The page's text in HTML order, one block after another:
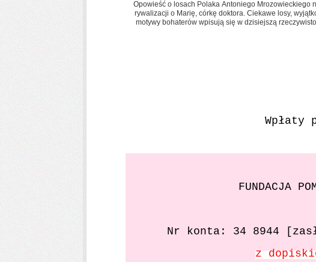
Opowieść o losach Polaka Antoniego Mrozowieckiego
rywalizacji o Marię, córkę doktora. Ciekawe losy,
motywy bohaterów wpisują się w dzisiejszą
Wpłaty
FUNDACJA
Nr konta: 34 8944
z